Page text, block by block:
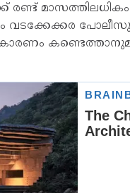
രണ്ട്
വടക്കേക്കര